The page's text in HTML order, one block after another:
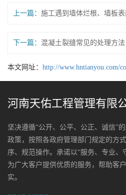
上一篇：
下一篇：
本文网址： http://www.hntianyou.com/
河南天佑工程管理有限
坚决遵循“公开、公平、公正、诚信”
政策，按照各政府管理部门规定的方
序、规范操作。承诺以“服务、专业、
为广大客户提供优质的服务，帮助客
实。